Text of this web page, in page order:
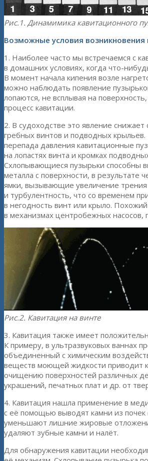
Рис.1. Динамимика кавитационного
Возможные условия возникновения
1. Наиболее часто мы встречаемся с
в домашних условиях, когда что-
В момент начала кипения возле
можно наблюдать появление
лопаются, не всплывая на
процесс кавитации.
2. В судоходстве это явление снижает
гребных винтов и подводных крыльев.
перепада давления кавитационные
на лопастях винта и кромках
Схлопывающиеся пузырьки способны
металла с поверхности, в результате
ямки, вызывающие увеличение
и турбулентность, что со временем
в негодность винт или крыло.
в механизмах центробежных насосов,
Рис.2. Кавитация на винте
3. Кавитация также имеет
К примеру, в ультразвуковых ваннах
объединенный с химическим
веществ моющей жидкости приводит
очищению поверхностей различных
украшений, печатных плат и др. от
4. Кавитация нашла применение в
с её помощью выводят камни из почек
уменьшают лишние жировые
удаляют зубные камни и налёт.
Для обнаружения кавитации